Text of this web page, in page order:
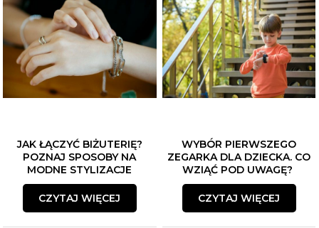
JAK ŁĄCZYĆ BIŻUTERIĘ?
POZNAJ SPOSOBY NA
MODNE STYLIZACJE
CZYTAJ WIĘCEJ
WYBÓR PIERWSZEGO
ZEGARKA DLA DZIECKA. CO
WZIĄĆ POD UWAGĘ?
CZYTAJ WIĘCEJ